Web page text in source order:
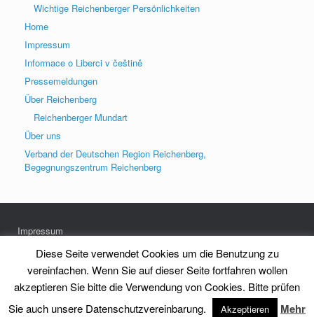
Wichtige Reichenberger Persönlichkeiten
Home
Impressum
Informace o Liberci v češtině
Pressemeldungen
Über Reichenberg
Reichenberger Mundart
Über uns
Verband der Deutschen Region Reichenberg,
Begegnungszentrum Reichenberg
Impressum
Datenschutz
Theme bySiteOrigin
Diese Seite verwendet Cookies um die Benutzung zu
vereinfachen. Wenn Sie auf dieser Seite fortfahren wollen
akzeptieren Sie bitte die Verwendung von Cookies. Bitte prüfen
Sie auch unsere Datenschutzvereinbarung.
Akzeptieren Mehr